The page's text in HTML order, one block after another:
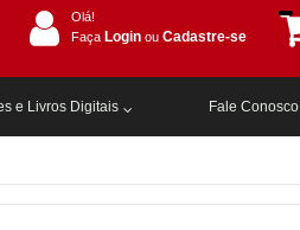
Olá!
Faça Login ou Cadastre-se
e Livros Digitais Fale Conosco